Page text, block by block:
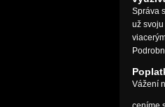
Správa
už
Vážení